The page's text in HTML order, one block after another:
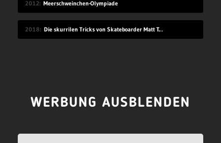
2012 Meerschweinchen-Olympiade
2018 Die skurrilen Tricks von Skateboarder Matt Tomasello
WERBUNG AUSBLENDEN